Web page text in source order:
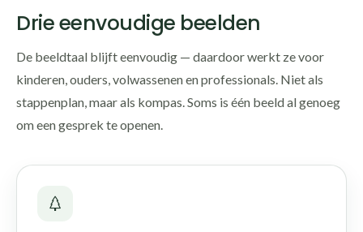
Drie eenvoudige beelden
De beeldtaal blijft eenvoudig — daardoor werkt ze voor
kinderen, ouders, volwassenen en professionals. Niet als
stappenplan, maar als kompas. Soms is één beeld al genoeg
om een gesprek te openen.